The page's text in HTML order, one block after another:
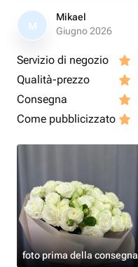
M
Mikael
Giugno 2026
Servizio di negozio
Qualità-prezzo
Consegna
Come pubblicizzato
foto prima della consegna